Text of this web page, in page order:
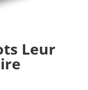
Leur